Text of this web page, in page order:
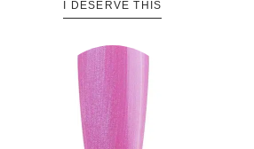
I DESERVE THIS